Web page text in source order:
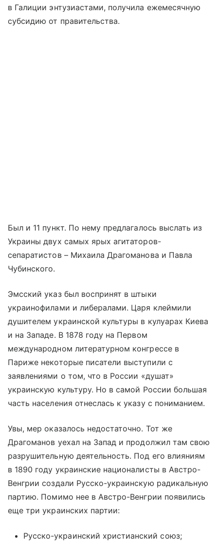
в Галиции энтузиастами, получила ежемесячную
субсидию от правительства.
Был и 11 пункт. По нему предлагалось выслать из
Украины двух самых ярых агитаторов-
сепаратистов – Михаила Драгоманова и Павла
Чубинского.
Эмсский указ был воспринят в штыки
украинофилами и либералами. Царя клеймили
душителем украинской культуры в кулуарах Киева
и на Западе. В 1878 году на Первом
международном литературном конгрессе в
Париже некоторые писатели выступили с
заявлениями о том, что в России «душат»
украинскую культуру. Но в самой России большая
часть населения отнеслась к указу с пониманием.
Увы, мер оказалось недостаточно. Тот же
Драгоманов уехал на Запад и продолжил там свою
разрушительную деятельность. Под его влияниям
в 1890 году украинские националисты в Австро-
Венгрии создали Русско-украинскую радикальную
партию. Помимо нее в Австро-Венгрии появились
еще три украинских партии:
Русско-украинский христианский союз;